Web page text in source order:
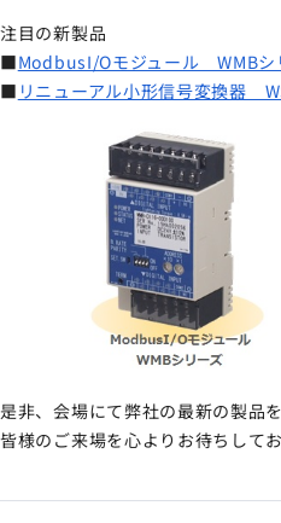
ナレッジブログ
よくあるご質問
注目の新製品
■ModbusI/Oモジュール WMBシ
■ リニューアル小形信号変換器
是非、会場にて弊社の最新の製品
皆様のご来場を心よりお待ちしてお